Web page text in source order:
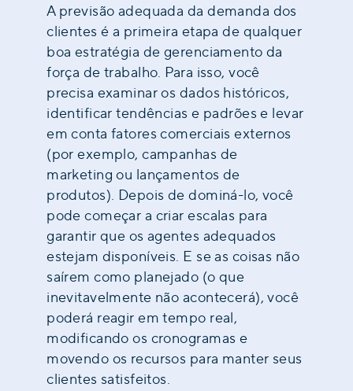
A previsão adequada da demanda dos
clientes é a primeira etapa de qualquer
boa estratégia de gerenciamento da
força de trabalho. Para isso, você
precisa examinar os dados históricos,
identificar tendências e padrões e levar
em conta fatores comerciais externos
(por exemplo, campanhas de
marketing ou lançamentos de
produtos). Depois de dominá-lo, você
pode começar a criar escalas para
garantir que os agentes adequados
estejam disponíveis. E se as coisas não
saírem como planejado (o que
inevitavelmente não acontecerá), você
poderá reagir em tempo real,
modificando os cronogramas e
movendo os recursos para manter seus
clientes satisfeitos.